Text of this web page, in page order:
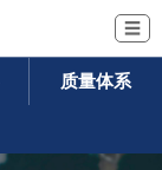
☰
质量体系